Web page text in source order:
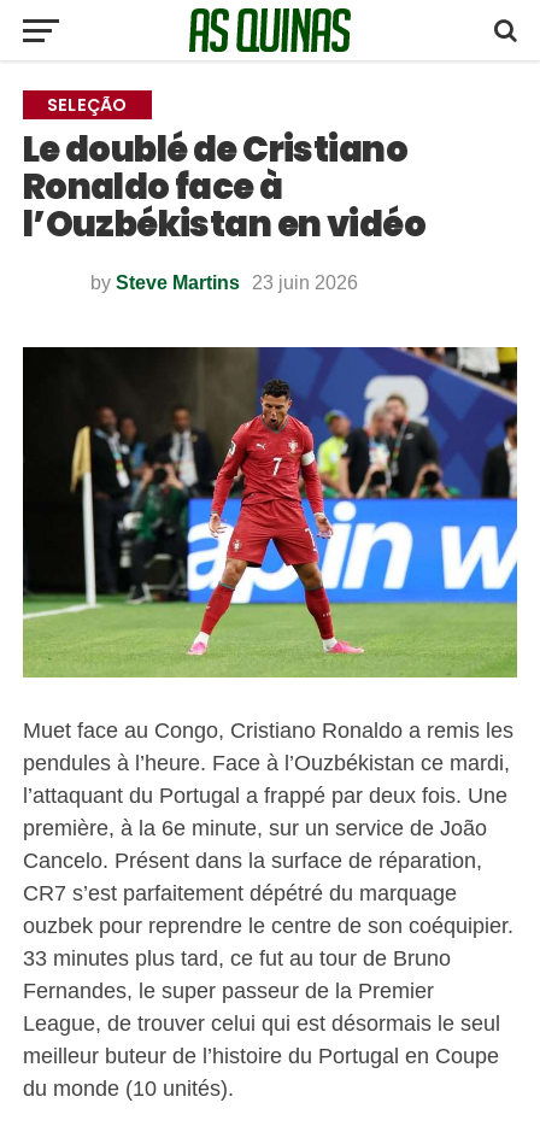
SELEÇÃO
Le doublé de Cristiano
Ronaldo face à
l’Ouzbékistan en vidéo
by Steve Martins 23 juin 2026
Muet face au Congo, Cristiano Ronaldo a remis les
pendules à l’heure. Face à l’Ouzbékistan ce mardi,
l’attaquant du Portugal a frappé par deux fois. Une
première, à la 6e minute, sur un service de João
Cancelo. Présent dans la surface de réparation,
CR7 s’est parfaitement dépétré du marquage
ouzbek pour reprendre le centre de son coéquipier.
33 minutes plus tard, ce fut au tour de Bruno
Fernandes, le super passeur de la Premier
League, de trouver celui qui est désormais le seul
meilleur buteur de l’histoire du Portugal en Coupe
du monde (10 unités).